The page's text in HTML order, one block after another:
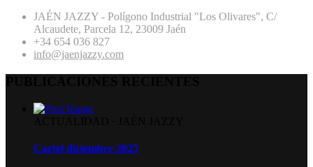
JAÉN JAZZY - Polígono Industrial "Los Olivares", C/
Alcaudete, Parcela 12, 23009 Jaén
+34 654 036 827
info@jaenjazzy.com
Cartel diciembre 2025